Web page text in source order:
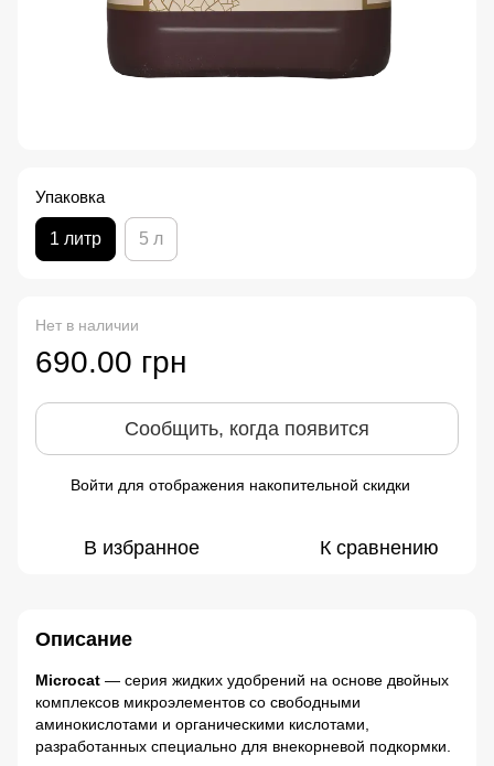
Упаковка
1 литр 5 л
Нет в наличии
690.00 грн
Сообщить, когда появится
Войти для отображения накопительной скидки
В избранное К сравнению
Описание
Microcat — серия жидких удобрений на основе двойных
комплексов микроэлементов со свободными
аминокислотами и органическими кислотами,
разработанных специально для внекорневой подкормки.